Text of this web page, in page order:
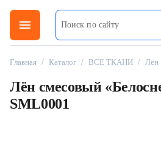
menu
Главная / Каталог / ВСЕ ТКАНИ / Лён
Лён смесовый
SML0001